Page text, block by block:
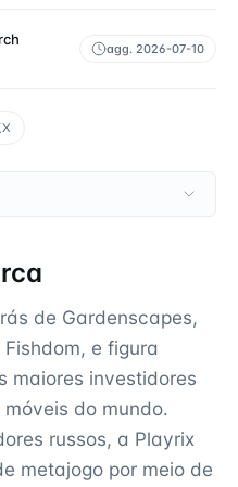
agg. 2026-07-10
X
de Gardenscapes,
e figura
maiores investidores
do mundo.
russos, a Playrix
metajogo por meio de